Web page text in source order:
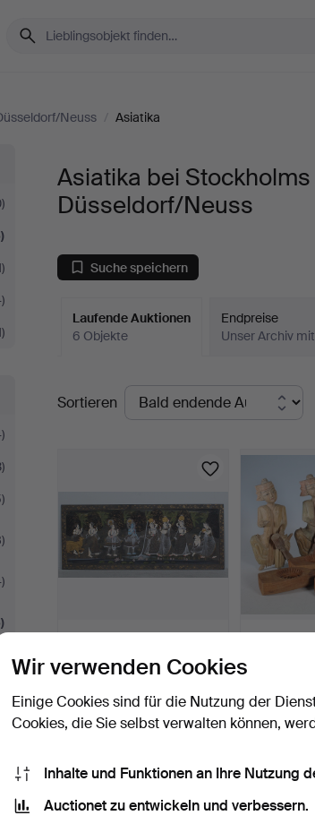
Neuss / Asiatika
Asiatika bei
Düsseldorf/Neuss
Suche speichern
Laufende Auktionen
6 Objekte
Endpreise
Unser Archiv
Laufende
Auktionen
Sortieren
2 Std 31 Min
Schätzwert
463 USD
Schätzwert
Wir verwenden Cookies
Einige Cookies sind für die Nutzung der
Cookies, die Sie selbst verwalten können,
Inhalte und Funktionen an Ihre Nutzung
Auctionet zu entwickeln und verbessern.